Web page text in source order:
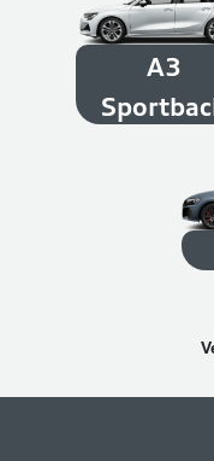
A3